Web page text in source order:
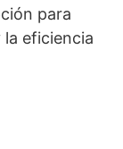
para
la eficiencia